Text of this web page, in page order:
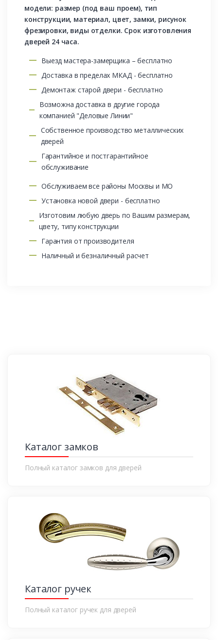
модели: размер (под ваш проем), тип
конструкции, материал, цвет, замки, рисунок
фрезировки, виды отделки. Срок изготовления
дверей 24 часа.
Выезд мастера-замерщика – бесплатно
Доставка в пределах МКАД - бесплатно
Демонтаж старой двери - бесплатно
Возможна доставка в другие города
компанией "Деловые Линии"
Собственное производство металлических
дверей
Гарантийное и постгарантийное
обслуживание
Обслуживаем все районы Москвы и МО
Установка новой двери - бесплатно
Изготовим любую дверь по Вашим размерам,
цвету, типу конструкции
Гарантия от производителя
Наличный и безналичный расчет
Каталог замков
Полный каталог замков для дверей
Каталог ручек
Полный каталог ручек для дверей